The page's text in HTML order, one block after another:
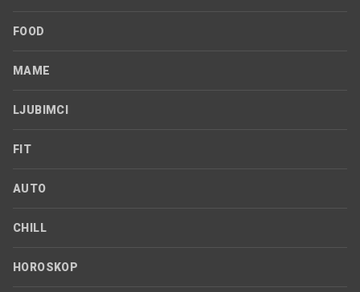
FOOD
MAME
LJUBIMCI
FIT
AUTO
CHILL
HOROSKOP